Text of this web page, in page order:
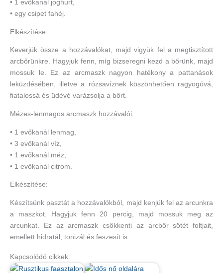
• 1 evőkanál joghurt,
• egy csipet fahéj.
Elkészítése:
Keverjük össze a hozzávalókat, majd vigyük fel a megtisztított
arcbőrünkre. Hagyjuk fenn, míg bizseregni kezd a bőrünk, majd
mossuk le. Ez az arcmaszk nagyon hatékony a pattanások
leküzdésében, illetve a rózsavíznek köszönhetően ragyogóvá,
fiatalossá és üdévé varázsolja a bőrt.
Mézes-lenmagos arcmaszk hozzávalói:
• 1 evőkanál lenmag,
• 3 evőkanál víz,
• 1 evőkanál méz,
• 1 evőkanál citrom.
Elkészítése:
Készítsünk pasztát a hozzávalókból, majd kenjük fel az arcunkra
a maszkot. Hagyjuk fenn 20 percig, majd mossuk meg az
arcunkat. Ez az arcmaszk csökkenti az arcbőr sötét foltjait,
emellett hidratál, tonizál és feszesít is.
Kapcsolódó cikkek: